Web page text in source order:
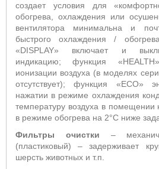
создает условия для
обогрева, охлаждения или
вентилятора минимальна и
быстрого охлаждения /
«DISPLAY» включает и
индикацию; функция «HEALTH
ионизации воздуха (в моделях
отсутствует); функция «ECO»
нажатии в режиме охлаждения
температуру воздуха в
в режиме обогрева на 2°С ниже
Фильтры очистки –
(пластиковый) – задерживает
шерсть животных и т.п.